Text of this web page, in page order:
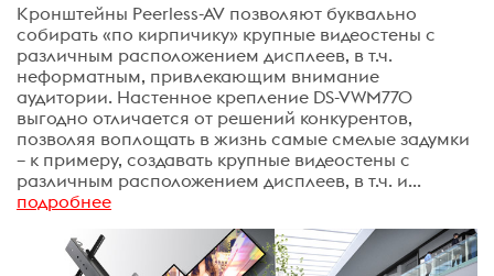
Кронштейны Peerless-AV позволяют буквально
собирать «по кирпичику» крупные видеостены с
различным расположением дисплеев, в т.ч.
неформатным, привлекающим внимание
аудитории. Настенное крепление DS-VWM770
выгодно отличается от решений конкурентов,
позволяя воплощать в жизнь самые смелые задумки
– к примеру, создавать крупные видеостены с
различным расположением дисплеев, в т.ч. и...
подробнее